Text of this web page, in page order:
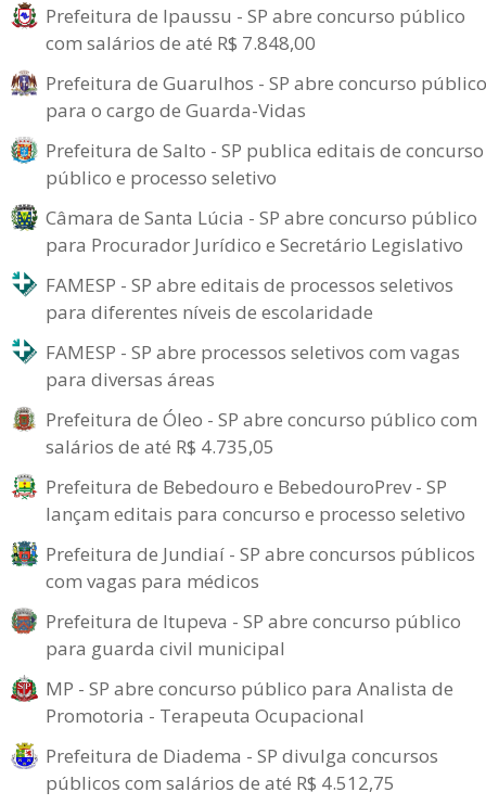
Prefeitura de Ipaussu - SP abre concurso público
com salários de até R$ 7.848,00
Prefeitura de Guarulhos - SP abre concurso público
para o cargo de Guarda-Vidas
Prefeitura de Salto - SP publica editais de concurso
público e processo seletivo
Câmara de Santa Lúcia - SP abre concurso público
para Procurador Jurídico e Secretário Legislativo
FAMESP - SP abre editais de processos seletivos
para diferentes níveis de escolaridade
FAMESP - SP abre processos seletivos com vagas
para diversas áreas
Prefeitura de Óleo - SP abre concurso público com
salários de até R$ 4.735,05
Prefeitura de Bebedouro e BebedouroPrev - SP
lançam editais para concurso e processo seletivo
Prefeitura de Jundiaí - SP abre concursos públicos
com vagas para médicos
Prefeitura de Itupeva - SP abre concurso público
para guarda civil municipal
MP - SP abre concurso público para Analista de
Promotoria - Terapeuta Ocupacional
Prefeitura de Diadema - SP divulga concursos
públicos com salários de até R$ 4.512,75